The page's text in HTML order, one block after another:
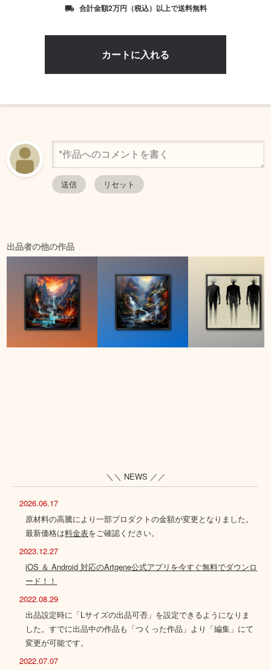
local_shipping 合計金額2万円（税込）以上で送料無料
出品者の他の作品
＼＼ NEWS ／／
2026.06.17
原材料の高騰により一部プロダクトの金額が変更となりました。
最新価格は料金表をご確認ください。
2023.12.27
iOS ＆ Android 対応のArtgene公式アプリを今すぐ無料でダウンロ
ード！！
2022.08.29
出品設定時に「Lサイズの出品可否」を設定できるようになりま
した。すでに出品中の作品も「つくった作品」より「編集」にて
変更が可能です。
2022.07.07